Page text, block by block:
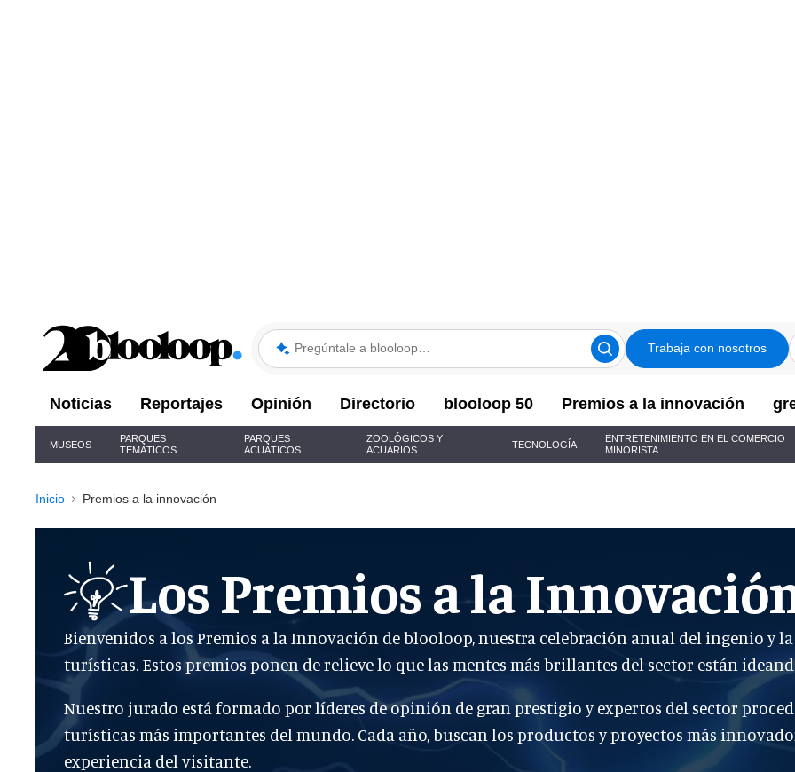
Pregunta a blooloop Trabaja con nosotros
Noticias Reportajes Opinión Directorio blooloop 50 Premios a la innovación
por
sitio
MUSEOS
PARQUES
TEMÁTICOS
PARQUES
ACUÁTICOS
ZOOLÓGICOS Y
ACUARIOS
TECNOLOGÍA
ENTRETENIMIENTO EN EL COMERCIO
MINORISTA
Inicio Premios a la innovación
Los Premios a la
Bienvenidos a los Premios a la Innovación de blooloop, nuestra celebración anual del ingenio y
turísticas. Estos premios ponen de relieve lo que las mentes más brillantes del sector están
Nuestro jurado está formado por líderes de opinión de gran prestigio y expertos del sector
turísticas más importantes del mundo. Cada año, buscan los productos y proyectos más
experiencia del visitante.